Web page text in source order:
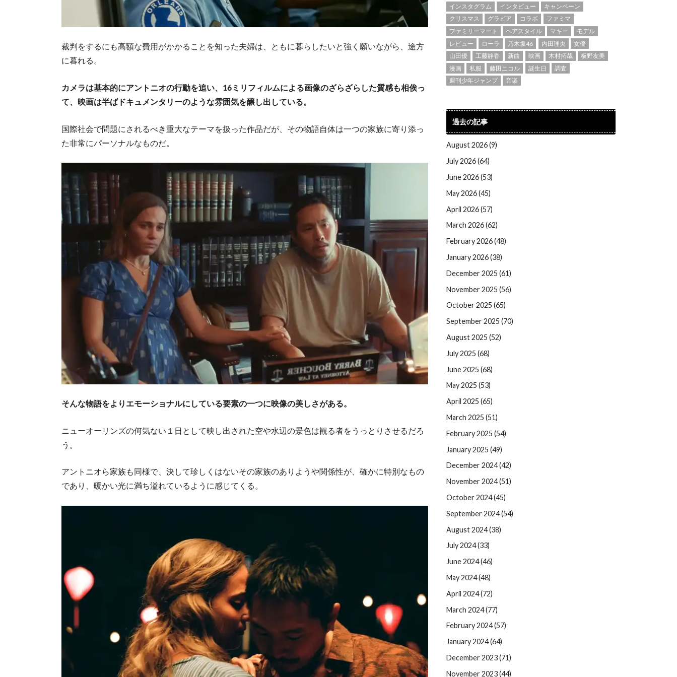
裁判をするにも高額な費用がかかることを知った夫婦は、ともに暮らしたいと強く願いながら、途方
に暮れる。
カメラは基本的にアントニオの行動を追い、16ミリフィルムによる画像のざらざらした質感も相俟っ
て、映画は半ばドキュメンタリーのような雰囲気を醸し出している。
国際社会で問題にされるべき重大なテーマを扱った作品だが、その物語自体は一つの家族に寄り添っ
た非常にパーソナルなものだ。
そんな物語をよりエモーショナルにしている要素の一つに映像の美しさがある。
ニューオーリンズの何気ない１日として映し出された空や水辺の景色は観る者をうっとりさせるだろ
う。
アントニオら家族も同様で、決して珍しくはないその家族のありようや関係性が、確かに特別なもの
であり、暖かい光に満ち溢れているように感じてくる。
インスタグラム インタビュー
キャンペーン
クリスマス
グラビア コラボ
ファミマ
ファミリーマート
ヘアスタイル マギー
モデル
レビュー
ローラ 乃木坂46 内田理央
女優
山田優
工藤静香 新曲 映画 木村拓哉
板野友美
漫画
私服 藤田ニコル 誕生日
調査
週刊少年ジャンプ
音楽
過去の記事
August 2026 (9)
July 2026 (64)
June 2026 (53)
May 2026 (45)
April 2026 (57)
March 2026 (62)
February 2026 (48)
January 2026 (38)
December 2025 (61)
November 2025 (56)
October 2025 (65)
September 2025 (70)
August 2025 (52)
July 2025 (68)
June 2025 (68)
May 2025 (53)
April 2025 (65)
March 2025 (51)
February 2025 (54)
January 2025 (49)
December 2024 (42)
November 2024 (51)
October 2024 (45)
September 2024 (54)
August 2024 (38)
July 2024 (33)
June 2024 (46)
May 2024 (48)
April 2024 (72)
March 2024 (77)
February 2024 (57)
January 2024 (64)
December 2023 (71)
November 2023 (44)